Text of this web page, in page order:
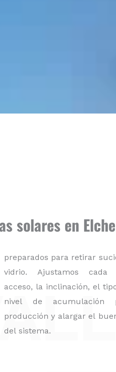
solares en Elche
preparados para retirar
vidrio. Ajustamos cada
acceso, la inclinación, el
nivel de acumulación
producción y alargar el
del sistema.